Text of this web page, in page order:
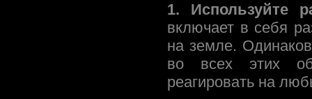
1. Используйте
включает в себя
на земле.
во всех этих
реагировать на